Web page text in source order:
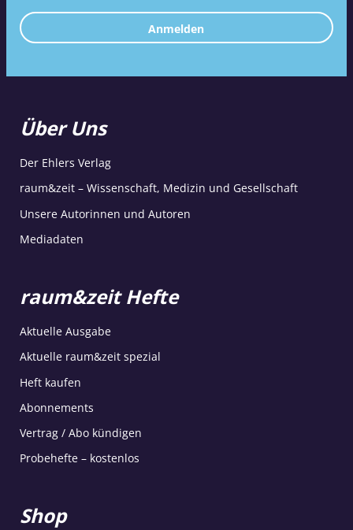
Anmelden
Über Uns
Der Ehlers Verlag
raum&zeit – Wissenschaft, Medizin und Gesellschaft
Unsere Autorinnen und Autoren
Mediadaten
raum&zeit Hefte
Aktuelle Ausgabe
Aktuelle raum&zeit spezial
Heft kaufen
Abonnements
Vertrag / Abo kündigen
Probehefte – kostenlos
Shop